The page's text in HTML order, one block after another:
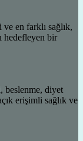
en farklı sağlık,
hedefleyen bir
beslenme, diyet
erişimli sağlık ve